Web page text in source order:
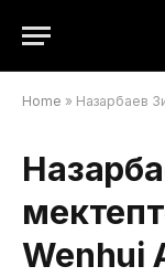
Home » Назарбаев
Wenhui